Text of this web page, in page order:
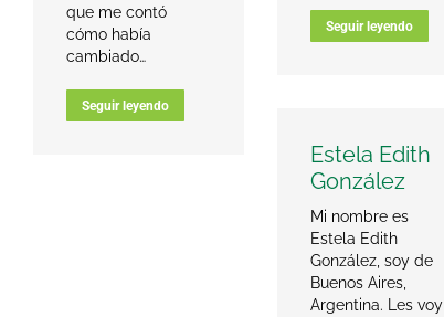
Seguir leyendo
que me contó
cómo había
cambiado…
Seguir leyendo
Estela Edith
González
Mi nombre es
Estela Edith
González, soy de
Buenos Aires,
Argentina. Les voy